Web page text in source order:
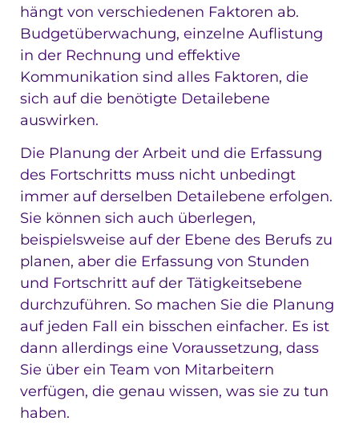
hängt von verschiedenen Faktoren ab.
Budgetüberwachung, einzelne Auflistung
in der Rechnung und effektive
Kommunikation sind alles Faktoren, die
sich auf die benötigte Detailebene
auswirken.
Die Planung der Arbeit und die Erfassung
des Fortschritts muss nicht unbedingt
immer auf derselben Detailebene erfolgen.
Sie können sich auch überlegen,
beispielsweise auf der Ebene des Berufs zu
planen, aber die Erfassung von Stunden
und Fortschritt auf der Tätigkeitsebene
durchzuführen. So machen Sie die Planung
auf jeden Fall ein bisschen einfacher. Es ist
dann allerdings eine Voraussetzung, dass
Sie über ein Team von Mitarbeitern
verfügen, die genau wissen, was sie zu tun
haben.